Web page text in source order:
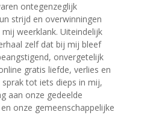
ontegenzeglijk
strijd en overwinningen
weerklank. Uiteindelijk
zelf dat bij mij bleef
onvergetelijk
gratis liefde, verlies en
tot iets dieps in mij,
aan onze gedeelde
onze gemeenschappelijke